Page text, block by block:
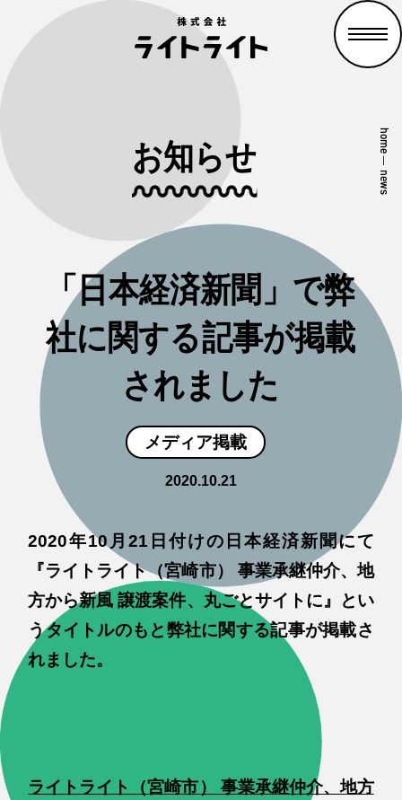
お知らせ
「日本経済新聞」で弊
社に関する記事が掲載
されました
メディア掲載
2020.10.21
home
—
news
2020年10月21日付けの日本経済新聞にて
『ライトライト（宮崎市） 事業承継仲介、地
方から新風 譲渡案件、丸ごとサイトに』とい
うタイトルのもと弊社に関する記事が掲載さ
れました。
ライトライト（宮崎市） 事業承継仲介、地方